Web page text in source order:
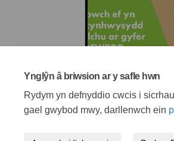
Ynglŷn â briwsion ar y safle hwn
Rydym yn defnyddio cwcis i
gael gwybod mwy, darllenwch ein